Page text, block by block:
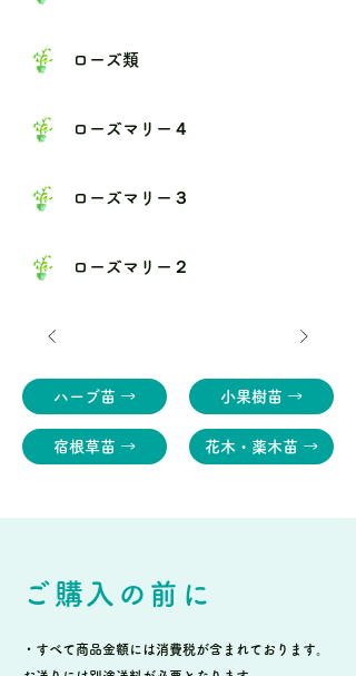
ローズ類
ローズマリー４
ローズマリー３
ローズマリー２
ハーブ苗 →
宿根草苗 →
小果樹苗 →
花木・薬木苗 →
ご購入の前に
・すべて商品金額には消費税が含まれております。